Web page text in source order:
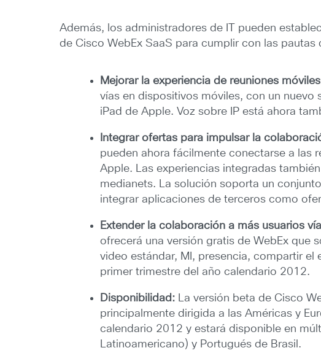
Además, los administradores de IT pueden
de Cisco WebEx SaaS para cumplir con las
Mejorar la experiencia de reuniones
vías en dispositivos móviles, con un
iPad de Apple. Voz sobre IP está ahora
Integrar ofertas para impulsar la
pueden ahora fácilmente conectarse a las
Apple. Las experiencias integradas
medianets. La solución soporta un
integrar aplicaciones de terceros como
Extender la colaboración a más usuarios
ofrecerá una versión gratis de WebEx que
video estándar, MI, presencia, compartir
primer trimestre del año calendario 2012.
Disponibilidad: La versión beta de Cisco
principalmente dirigida a las Américas y
calendario 2012 y estará disponible en
Latinoamericano) y Portugués de Brasil.